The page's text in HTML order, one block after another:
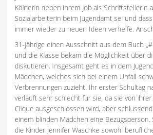
Kölnerin neben ihrem Job als Schriftstellerin
Sozialarbeiterin beim Jugendamt sei und
immer wieder zu neuen Ideen verhelfe.
31-Jährige einen Ausschnitt aus dem Buch
und die Klasse bekam die Möglichkeit über
diskutieren. Insgesamt geht es in dem
Mädchen, welches sich bei einem Unfall
Verbrennungen zuzieht. Ihr erster Schultag
verläuft sehr schlecht für sie, da sie von
Clique ausgeschlossen wird, aber
einem blinden Mädchen eine Bezugsperson.
die Kinder Jennifer Waschke sowohl